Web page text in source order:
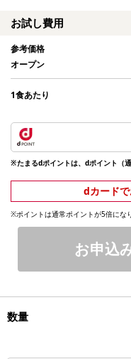
お試し費用
参考価格
オープン
1食あたり
※たまるdポイントは、dポイント（
dカード
※ポイントは通常ポイントが5倍にな
お申込
数量